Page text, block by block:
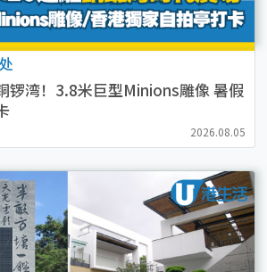
锣湾！3.8米巨型Minions雕像 暑假
2026.08.05